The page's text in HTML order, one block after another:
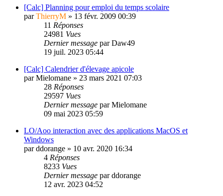
[Calc] Planning pour emploi du temps scolaire
parThierryM » 13 févr. 2009 00:39
11 Réponses
24981 Vues
Dernier message parDaw49
19 juil. 2023 05:44
[Calc] Calendrier d'élevage apicole
parMielomane » 23 mars 2021 07:03
28 Réponses
29597 Vues
Dernier message parMielomane
09 mai 2023 05:59
LO/Aoo interaction avec des applications MacOS et
Windows
parddorange » 10 avr. 2020 16:34
4 Réponses
8233 Vues
Dernier message parddorange
12 avr. 2023 04:52